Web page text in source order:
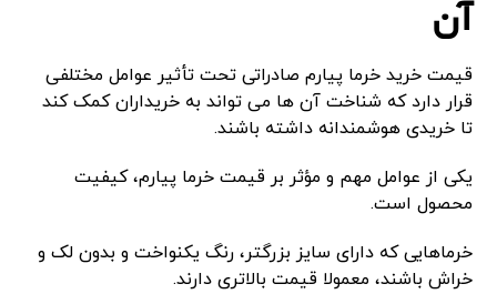
آن
قیمت خرید خرما پیارم صادراتی تحت تأثیر عوامل مختلفی
قرار دارد که شناخت آن ها می تواند به خریداران کمک کند
تا خریدی هوشمندانه داشته باشند.
یکی از عوامل مهم و مؤثر بر قیمت خرما پیارم، کیفیت
محصول است.
خرماهایی که دارای سایز بزرگتر، رنگ یکنواخت و بدون لک و
خراش باشند، معمولا قیمت بالاتری دارند.